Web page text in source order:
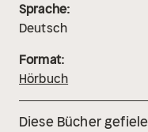
Sprache:
Deutsch
Format:
Hörbuch
Diese Bücher